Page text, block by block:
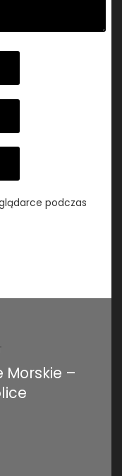
podczas
Morskie –